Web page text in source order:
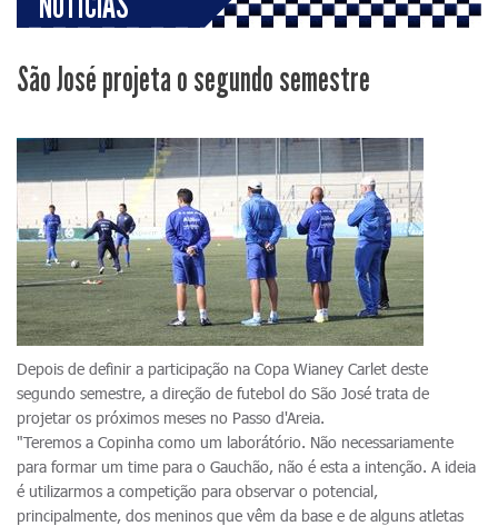
São José projeta o segundo semestre
Depois de definir a participação na Copa Wianey Carlet deste
segundo semestre, a direção de futebol do São José trata de
projetar os próximos meses no Passo d'Areia.
"Teremos a Copinha como um laborátório. Não necessariamente
para formar um time para o Gauchão, não é esta a intenção. A ideia
é utilizarmos a competição para observar o potencial,
principalmente, dos meninos que vêm da base e de alguns atletas